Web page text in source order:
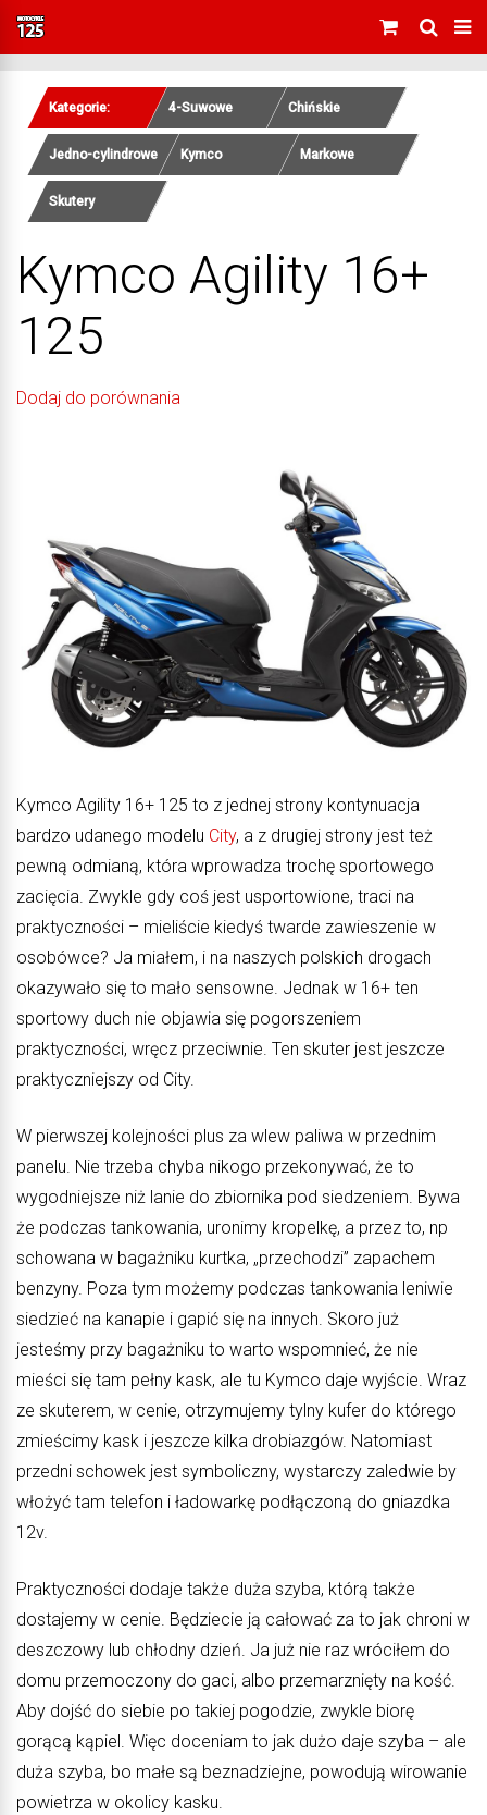
Kategorie: 4-Suwowe Chińskie
Jedno-cylindrowe Kymco Markowe
Skutery
Kymco Agility 16+
125
Dodaj do porównania
Kymco Agility 16+ 125 to z jednej strony kontynuacja
bardzo udanego modelu City, a z drugiej strony jest też
pewną odmianą, która wprowadza trochę sportowego
zacięcia. Zwykle gdy coś jest usportowione, traci na
praktyczności – mieliście kiedyś twarde zawieszenie w
osobówce? Ja miałem, i na naszych polskich drogach
okazywało się to mało sensowne. Jednak w 16+ ten
sportowy duch nie objawia się pogorszeniem
praktyczności, wręcz przeciwnie. Ten skuter jest jeszcze
praktyczniejszy od City.
W pierwszej kolejności plus za wlew paliwa w przednim
panelu. Nie trzeba chyba nikogo przekonywać, że to
wygodniejsze niż lanie do zbiornika pod siedzeniem. Bywa
że podczas tankowania, uronimy kropelkę, a przez to, np
schowana w bagażniku kurtka, „przechodzi” zapachem
benzyny. Poza tym możemy podczas tankowania leniwie
siedzieć na kanapie i gapić się na innych. Skoro już
jesteśmy przy bagażniku to warto wspomnieć, że nie
mieści się tam pełny kask, ale tu Kymco daje wyjście. Wraz
ze skuterem, w cenie, otrzymujemy tylny kufer do którego
zmieścimy kask i jeszcze kilka drobiazgów. Natomiast
przedni schowek jest symboliczny, wystarczy zaledwie by
włożyć tam telefon i ładowarkę podłączoną do gniazdka
12v.
Praktyczności dodaje także duża szyba, którą także
dostajemy w cenie. Będziecie ją całować za to jak chroni w
deszczowy lub chłodny dzień. Ja już nie raz wróciłem do
domu przemoczony do gaci, albo przemarznięty na kość.
Aby dojść do siebie po takiej pogodzie, zwykle biorę
gorącą kąpiel. Więc doceniam to jak dużo daje szyba – ale
duża szyba, bo małe są beznadziejne, powodują wirowanie
powietrza w okolicy kasku.